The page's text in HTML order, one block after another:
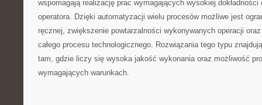
wspomagają realizację prac wymagających wysokiej
operatora. Dzięki automatyzacji wielu procesów możliwe jest
ręcznej, zwiększenie powtarzalności wykonywanych operacji
całego procesu technologicznego. Rozwiązania tego typu
tam, gdzie liczy się wysoka jakość wykonania oraz możliwość
wymagających warunkach.